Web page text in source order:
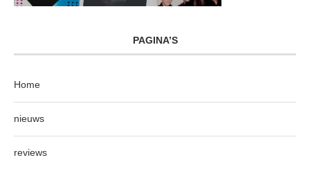
PAGINA’S
Home
nieuws
reviews